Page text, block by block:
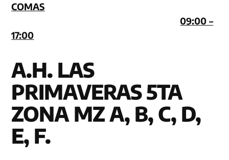
COMAS
09:00 –
17:00
A.H. LAS
PRIMAVERAS 5TA
ZONA MZ A, B, C, D,
E, F.